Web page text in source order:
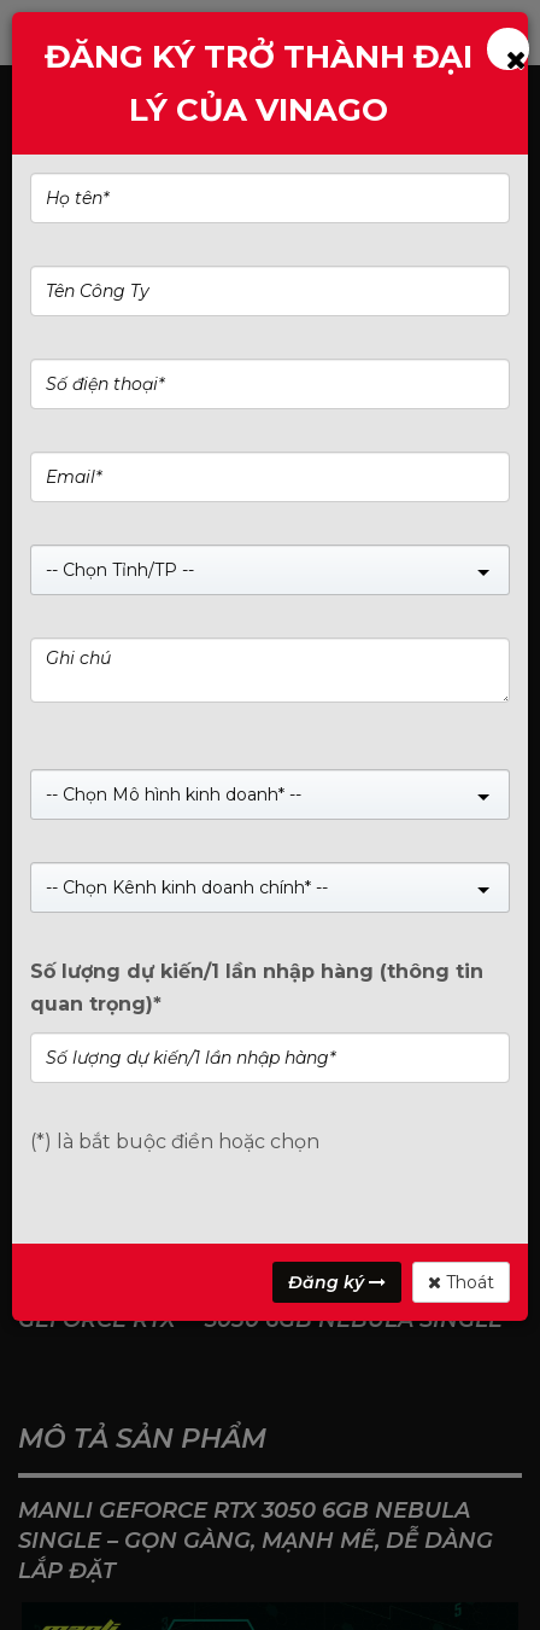
Trang chủ Card đồ họa NVIDIA 30 Series
Card đồ hoạ Manli GeForce RTX™ 3050 6GB Nebula
Single
Card đồ hoạ Manli GeForce RTX™
0
5
(Xem 0 đánh giá)
Giá:Liên hệ
Manli GeForce RTX™ 3050 6GB Nebula Single
GỌIHOTLINE
Từ khóa: manli
0 ĐÁNH GIÁ CHO CARD ĐỒ HOẠ MANLI
GEFORCE RTX™ 3050 6GB NEBULA SINGLE
MÔ TẢ SẢN PHẨM
MANLI GEFORCE RTX 3050 6GB NEBULA
SINGLE – GỌN GÀNG, MẠNH MẼ, DỄ DÀNG
LẮP ĐẶT
ĐĂNG KÝ TRỞ THÀNH ĐẠI
LÝ CỦA VINAGO
-- Chọn Tỉnh/TP --
-- Chọn Mô hình kinh doanh* --
-- Chọn Kênh kinh doanh chính* --
Số lượng dự kiến/1 lần nhập hàng (thông tin
quan trọng)*
(*) là bắt buộc điền hoặc chọn
Đăng ký Thoát